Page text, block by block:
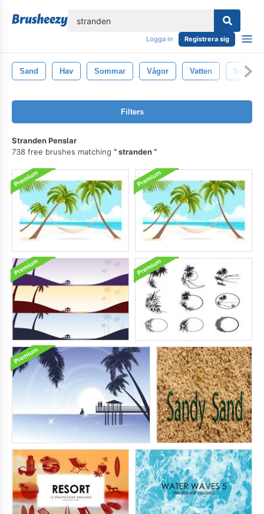
Logga in Registrera sig
Sand Hav Sommar Vågor Vatten Sol
Filters
Stranden Penslar
738 free brushes matching
stranden